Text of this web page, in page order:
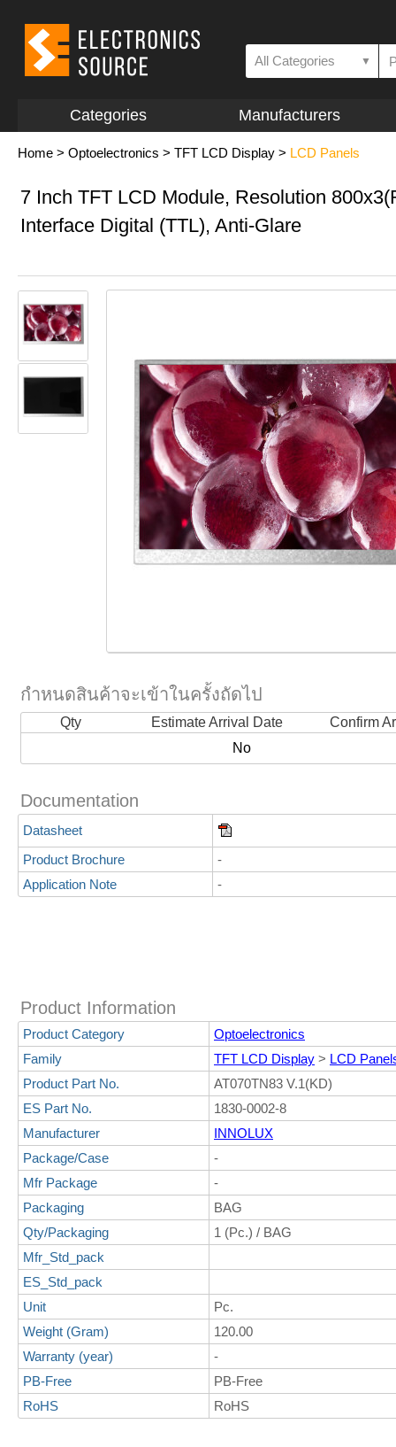
All Categories ▼
Categories Manufacturers
Home > Optoelectronics > TFT LCD Display > LCD Panels
7 Inch TFT LCD Module, Resolution
Interface Digital (TTL), Anti-Glare
กำหนดสินค้าจะเข้าในครั้งถัดไป
Qty Estimate Arrival Date
Confirm
No
Documentation
Datasheet
Product Brochure
-
Application Note
-
Product Information
Product Category
Optoelectronics
Family
TFT LCD Display > LCD
Product Part No.
AT070TN83 V.1(KD)
ES Part No.
1830-0002-8
Manufacturer
INNOLUX
Package/Case
-
Mfr Package
-
Packaging
BAG
Qty/Packaging
1 (Pc.) / BAG
Mfr_Std_pack
ES_Std_pack
Unit
Pc.
Weight (Gram)
120.00
Warranty (year)
-
PB-Free
PB-Free
RoHS
RoHS